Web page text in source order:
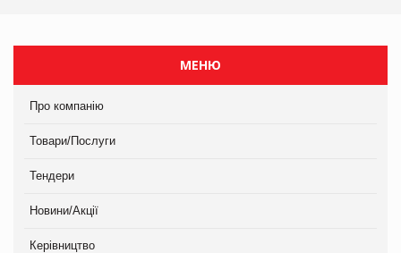
МЕНЮ
Про компанію
Товари/Послуги
Тендери
Новини/Акції
Керівництво